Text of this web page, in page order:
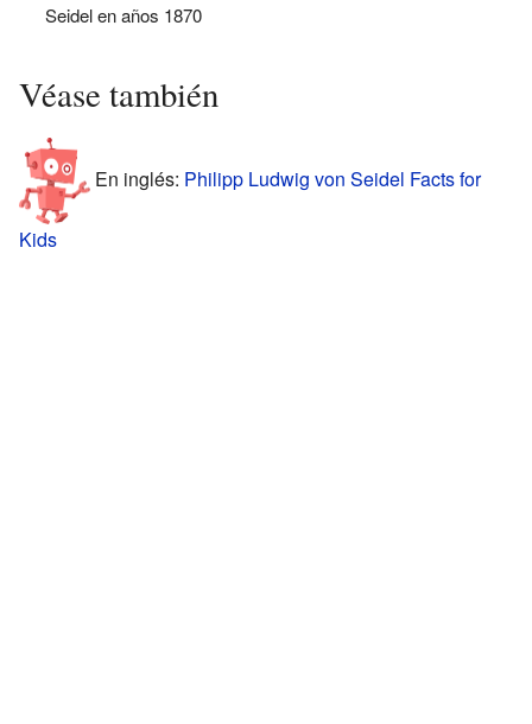
Seidel en años 1870
Véase también
En inglés: Philipp Ludwig von Seidel Facts for
Kids